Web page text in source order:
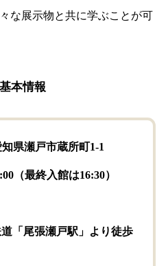
な展示物と共に学ぶことが可
本情報
県瀬戸市蔵所町1-1
（最終入館は16:30）
「尾張瀬戸駅」より徒歩